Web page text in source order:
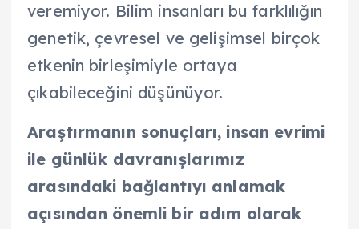
veremiyor. Bilim insanları bu farklılığın
genetik, çevresel ve gelişimsel birçok
etkenin birleşimiyle ortaya
çıkabileceğini düşünüyor.
Araştırmanın sonuçları, insan evrimi
ile günlük davranışlarımız
arasındaki bağlantıyı anlamak
açısından önemli bir adım olarak